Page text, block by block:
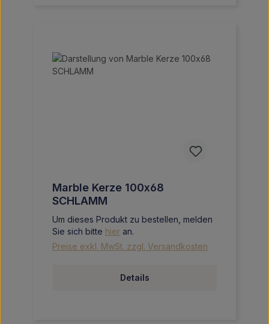
Marble Kerze 100x68
SCHLAMM
Um dieses Produkt zu bestellen, melden
Sie sich bitte hier an.
Preise exkl. MwSt. zzgl. Versandkosten
Details